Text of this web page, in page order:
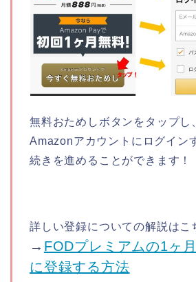
無料おためしボタンをタップし
Amazonアカウントにログイン
続きを進めることができます！
詳しい登録についての解説はこ
→ FODプレミアムの1ヶ
に登録する方法